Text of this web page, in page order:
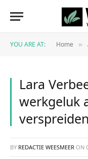
YOU ARE AT: Home »
Lara
werkgeluk
BY REDACTIE WEESMEER ON